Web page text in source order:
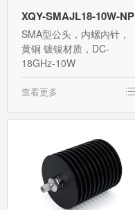
XQY-SMAJL18-10W-NP
SMA型公头，内螺内针，
黄铜 镀镍材质，DC-
18GHz-10W
查看更多